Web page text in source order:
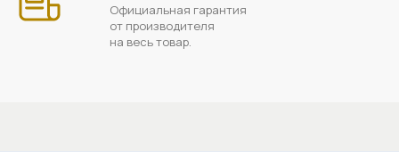
Официальная гарантия
от производителя
на весь товар.